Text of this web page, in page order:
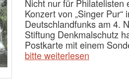
Nicht nur für Philatelisten
Konzert von „Singer Pur“
Deutschlandfunks am 4.
Stiftung Denkmalschutz
Postkarte mit einem
bitte weiterlesen